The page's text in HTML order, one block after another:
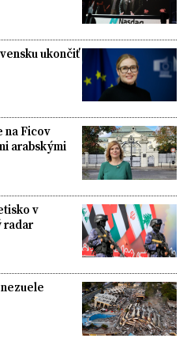
ukončiť
na Ficov
arabskými
v
radar